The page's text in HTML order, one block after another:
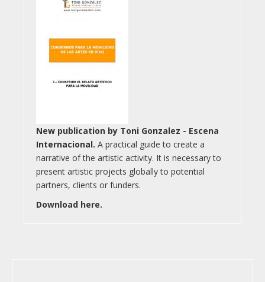
New publication by Toni Gonzalez - Escena
Internacional. A practical guide to create a
narrative of the artistic activity. It is necessary to
present artistic projects globally to potential
partners, clients or funders.
Download here.